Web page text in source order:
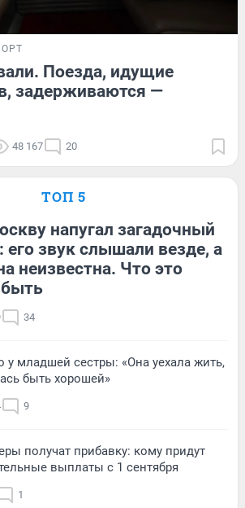
Поезда, идущие
задерживаются —
48 167 20
ТОП 5
напугал загадочный
его звук слышали везде, а
неизвестна. Что это
34
у младшей сестры: «Она уехала жить,
быть хорошей»
9
получат прибавку: кому придут
выплаты с 1 сентября
1